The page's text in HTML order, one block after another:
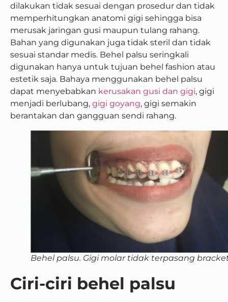
dilakukan tidak sesuai dengan prosedur dan tidak
memperhitungkan anatomi gigi sehingga bisa
merusak jaringan gusi maupun tulang rahang.
Bahan yang digunakan juga tidak steril dan tidak
sesuai standar medis. Behel palsu seringkali
digunakan hanya untuk tujuan behel fashion atau
estetik saja. Bahaya menggunakan behel palsu
dapat menyebabkan kerusakan gusi dan gigi, gigi
menjadi berlubang, gigi goyang, gigi semakin
berantakan dan gangguan sendi rahang.
Behel palsu. Gigi molar tidak terpasang
Ciri-ciri behel palsu